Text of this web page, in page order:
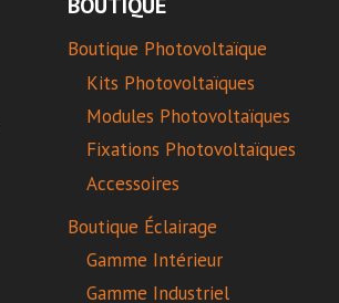
Boutique Photovoltaïque
Kits Photovoltaïques
Modules Photovoltaïques
Fixations Photovoltaïques
Accessoires
Boutique Éclairage
Gamme Intérieur
Gamme Industriel